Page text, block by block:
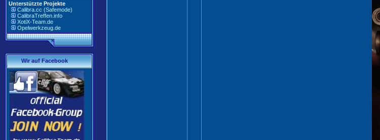
Unterstützte Projekte
Calibra.cc (Safemode)
CalibraTreffen.info
XotiX-Team.de
Opelwerkzeug.de
Wir auf Facebook